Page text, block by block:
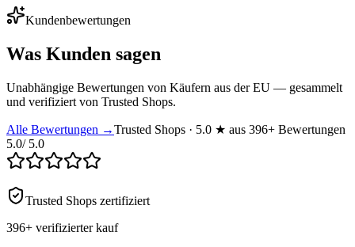
Kundenbewertungen
Was Kunden sagen
Unabhängige Bewertungen von Käufern aus der EU — gesammelt
und verifiziert von Trusted Shops.
Alle Bewertungen →Trusted Shops · 5.0 ★ aus 396+ Bewertungen
5.0/ 5.0
Trusted Shops zertifiziert
396+ verifizierter kauf